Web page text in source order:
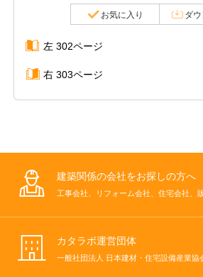
お気に入り ダ
左 302ページ
右 303ページ
建築関係の会社をお探しの方へ
工事会社、リフォーム会社、住宅会社、
カタラボ運営団体
一般社団法人 日本建材・住宅設備産業協